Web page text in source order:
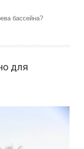
бассейна?
для